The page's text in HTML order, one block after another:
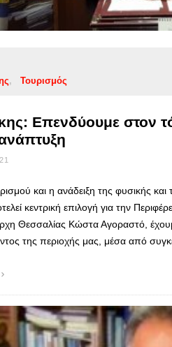
Τουρισμός
Επενδύουμε στον
και η ανάδειξη της φυσικής
κεντρική επιλογή για την
Θεσσαλίας Κώστα Αγοραστό,
της περιοχής μας, μέσα από